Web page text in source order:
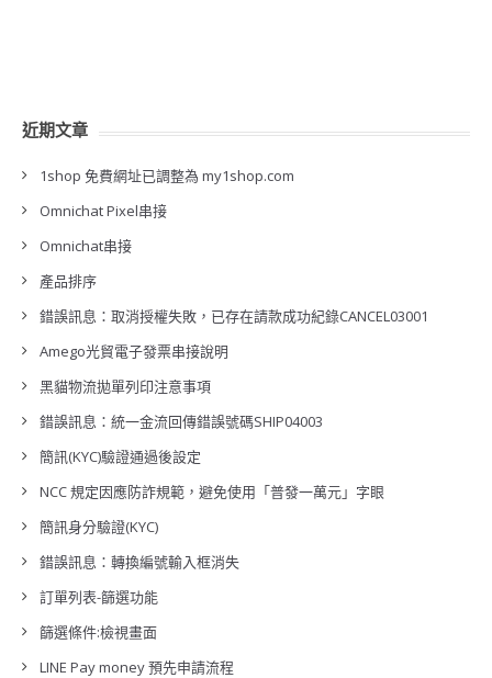
近期文章
1shop 免費網址已調整為 my1shop.com
Omnichat Pixel串接
Omnichat串接
產品排序
錯誤訊息：取消授權失敗，已存在請款成功紀錄CANCEL03001
Amego光貿電子發票串接說明
黑貓物流拋單列印注意事項
錯誤訊息：統一金流回傳錯誤號碼SHIP04003
簡訊(KYC)驗證通過後設定
NCC 規定因應防詐規範，避免使用「普發一萬元」字眼
簡訊身分驗證(KYC)
錯誤訊息：轉換編號輸入框消失
訂單列表-篩選功能
篩選條件:檢視畫面
LINE Pay money 預先申請流程